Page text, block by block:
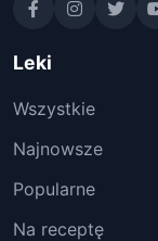
Leki
Wszystkie
Najnowsze
Popularne
Na receptę